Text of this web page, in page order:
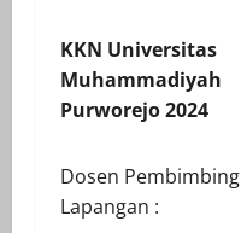
KKN Universitas
Muhammadiyah
Purworejo 2024
Dosen Pembimbing
Lapangan :